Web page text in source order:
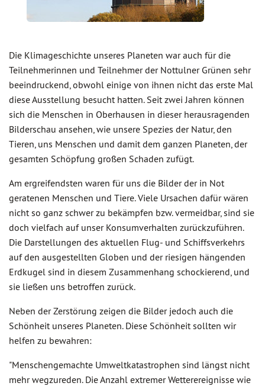
Die Klimageschichte unseres Planeten war auch für die
Teilnehmerinnen und Teilnehmer der Nottulner Grünen sehr
beeindruckend, obwohl einige von ihnen nicht das erste Mal
diese Ausstellung besucht hatten. Seit zwei Jahren können
sich die Menschen in Oberhausen in dieser herausragenden
Bilderschau ansehen, wie unsere Spezies der Natur, den
Tieren, uns Menschen und damit dem ganzen Planeten, der
gesamten Schöpfung großen Schaden zufügt.
Am ergreifendsten waren für uns die Bilder der in Not
geratenen Menschen und Tiere. Viele Ursachen dafür wären
nicht so ganz schwer zu bekämpfen bzw. vermeidbar, sind sie
doch vielfach auf unser Konsumverhalten zurückzuführen.
Die Darstellungen des aktuellen Flug- und Schiffsverkehrs
auf den ausgestellten Globen und der riesigen hängenden
Erdkugel sind in diesem Zusammenhang schockierend, und
sie ließen uns betroffen zurück.
Neben der Zerstörung zeigen die Bilder jedoch auch die
Schönheit unseres Planeten. Diese Schönheit sollten wir
helfen zu bewahren:
"Menschengemachte Umweltkatastrophen sind längst nicht
mehr wegzureden. Die Anzahl extremer Wetterereignisse wie